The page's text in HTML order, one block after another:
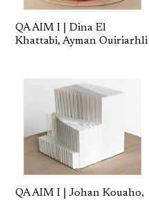
QA AIM I | Dina El
Khattabi, Ayman Ouiriarhli
QA AIM I | Johan Kouaho,